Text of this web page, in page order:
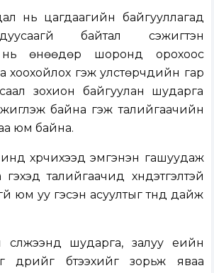
нь цагдаагийн байгууллагад
байтал сэжигтэн
нь өнөөдөр шоронд орохоос
хоохойлох гэж улстөрчдийн гар
зохион байгуулан шударга
байна гэж талийгаачийн
юм байна.
хүрчихээд эмгэнэн гашуудаж
талийгаачид хүндэтгэлтэй
юм уу гэсэн асуултыг түүнд дайж
шударга, залуу үеийн
дүрийг бүтээхийг зорьж яваа